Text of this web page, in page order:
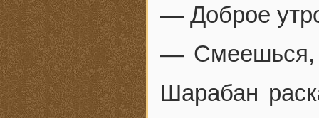
— Доброе
— Смеешься,
Шарабан